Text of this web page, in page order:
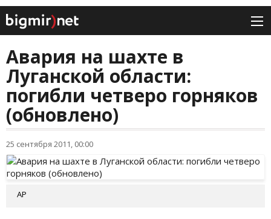
Авария на шахте в
Луганской области:
погибли четверо горняков
(обновлено)
25 сентября 2011, 00:00
АР